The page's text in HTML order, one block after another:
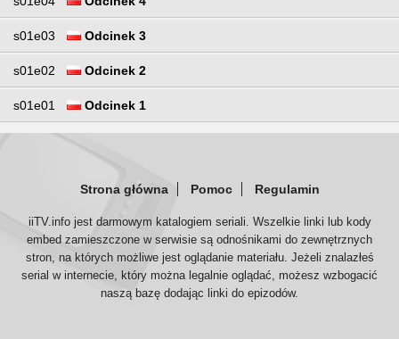
s01e03 Odcinek 3
s01e02 Odcinek 2
s01e01 Odcinek 1
Strona główna Pomoc Regulamin
iiTV.info jest darmowym katalogiem seriali. Wszelkie linki lub kody
embed zamieszczone w serwisie są odnośnikami do zewnętrznych
stron, na których możliwe jest oglądanie materiału. Jeżeli znalazłeś
serial w internecie, który można legalnie oglądać, możesz wzbogacić
naszą bazę dodając linki do epizodów.